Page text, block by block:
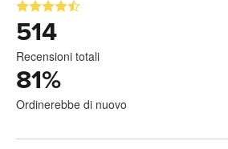
514
Recensioni totali
81%
Ordinerebbe di nuovo